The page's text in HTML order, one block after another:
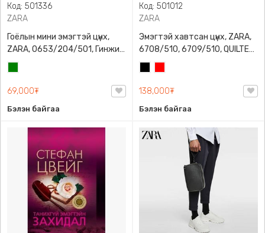
Код: 501336
ZARA
Гоёлын мини эмэгтэй цүнх,
ZARA, 0653/204/501, Гинжин
оосортой, Дотроо тольтой
69,000₮
Бэлэн байгаа
Код: 501012
ZARA
Эмэгтэй хавтсан цүнх, ZARA,
6708/510, 6709/510, QUILTED
CLUTCH BAGDETAILS, Лакан,
Гинжин оосортой
138,000₮
Бэлэн байгаа